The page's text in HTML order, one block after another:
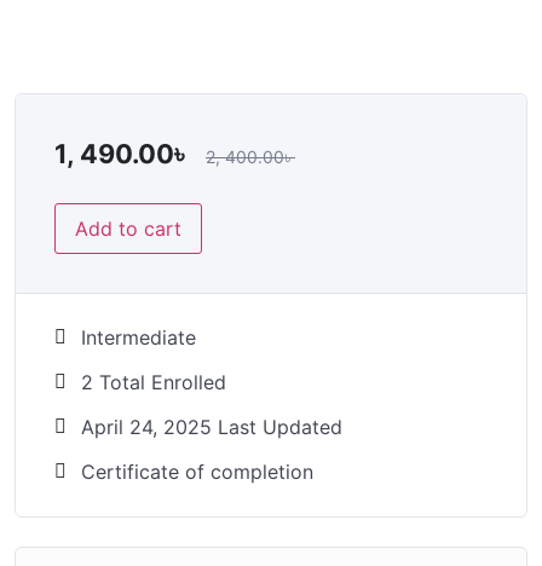
1, 490.00৳ 2, 400.00৳
Add to cart
Intermediate
2 Total Enrolled
April 24, 2025 Last Updated
Certificate of completion